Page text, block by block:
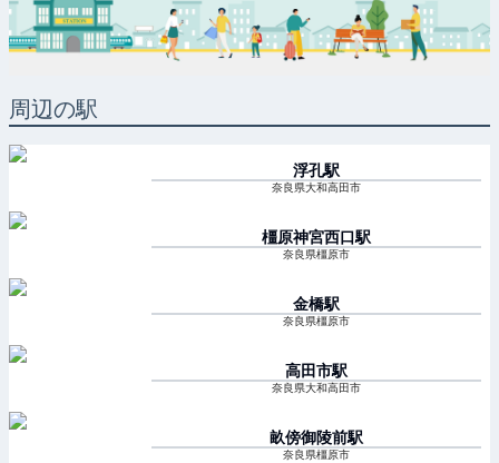
周辺の駅
浮孔駅
奈良県大和高田市
橿原神宮西口駅
奈良県橿原市
金橋駅
奈良県橿原市
高田市駅
奈良県大和高田市
畝傍御陵前駅
奈良県橿原市